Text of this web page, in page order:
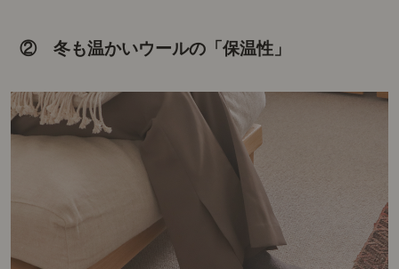
② 冬も温かいウールの「保温性」